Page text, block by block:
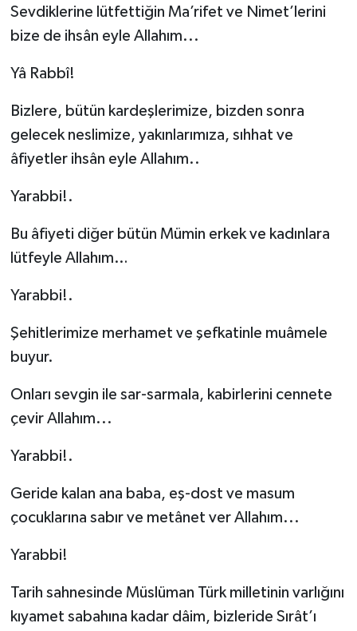
Sevdiklerine lütfettiğin Ma’rifet ve Nimet’lerini
bize de ihsân eyle Allahım...
Yâ Rabbî!
Bizlere, bütün kardeşlerimize, bizden sonra
gelecek neslimize, yakınlarımıza, sıhhat ve
âfiyetler ihsân eyle Allahım..
Yarabbi!.
Bu âfiyeti diğer bütün Mümin erkek ve kadınlara
lütfeyle Allahım…
Yarabbi!.
Şehitlerimize merhamet ve şefkatinle muâmele
buyur.
Onları sevgin ile sar-sarmala, kabirlerini cennete
çevir Allahım...
Yarabbi!.
Geride kalan ana baba, eş-dost ve masum
çocuklarına sabır ve metânet ver Allahım...
Yarabbi!
Tarih sahnesinde Müslüman Türk milletinin varlığını
kıyamet sabahına kadar dâim, bizleride Sırât’ı